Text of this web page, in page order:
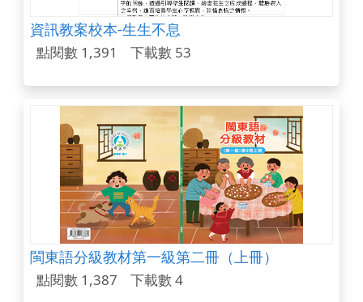
資訊教案校本-生生不息
點閱數 1,391 下載數 53
閩東語分級教材第一級第二冊（上冊）
點閱數 1,387 下載數 4